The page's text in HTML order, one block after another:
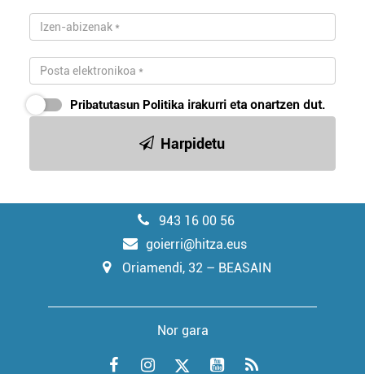
Pribatutasun Politika irakurri eta onartzen dut.
Harpidetu
943 16 00 56
goierri@hitza.eus
Oriamendi, 32 – BEASAIN
Nor gara